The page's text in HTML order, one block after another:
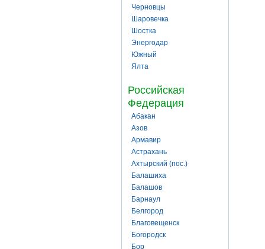
Черновцы
Шаровечка
Шостка
Энергодар
Южный
Ялта
Российская
Федерация
Абакан
Азов
Армавир
Астрахань
Ахтырский (пос.)
Балашиха
Балашов
Барнаул
Белгород
Благовещенск
Богородск
Бор